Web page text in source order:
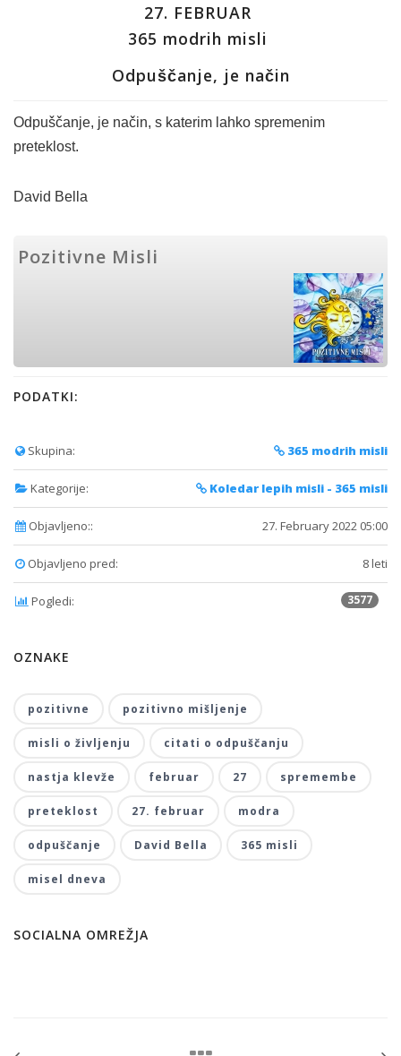
27. FEBRUAR
365 modrih misli
Odpuščanje, je način
Odpuščanje, je način, s katerim lahko spremenim
preteklost.
David Bella
Pozitivne Misli
PODATKI:
Skupina: 365 modrih misli
Kategorije: Koledar lepih misli - 365 misli
Objavljeno:: 27. February 2022 05:00
Objavljeno pred: 8 leti
Pogledi: 3577
OZNAKE
pozitivne pozitivno mišljenje
misli o življenju citati o odpuščanju
nastja klevže februar 27 spremembe
preteklost 27. februar modra
odpuščanje David Bella 365 misli
misel dneva
SOCIALNA OMREŽJA